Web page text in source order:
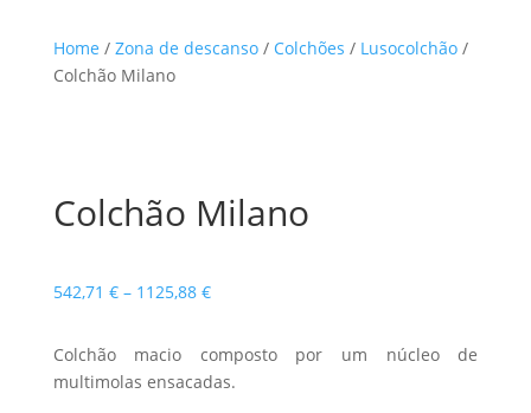
Home / Zona de descanso/ Colchões / Lusocolchão/
Colchão Milano
Colchão Milano
542,71 € – 1125,88 €Price
542,71 €
through
Colchão macio composto por um núcleo de
multimolas ensacadas.